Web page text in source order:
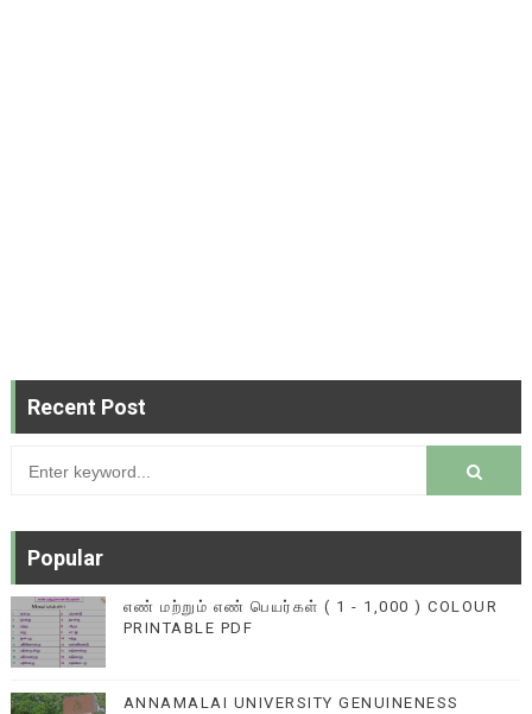
Recent Post
Popular
எண் மற்றும் எண் பெயர்கள் ( 1 - 1,000 ) COLOUR
PRINTABLE PDF
ANNAMALAI UNIVERSITY GENUINENESS